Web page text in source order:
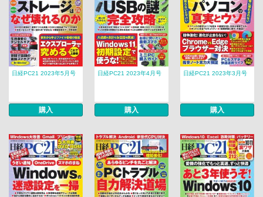
日経PC21 2023年5月号
購入
日経PC21 2023年4月号
購入
日経PC21 2023年3月号
購入